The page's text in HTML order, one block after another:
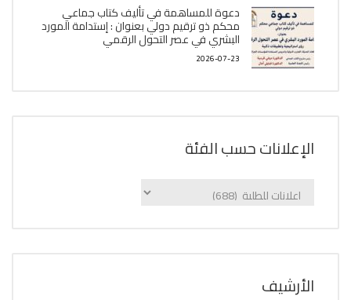
دعوة للمساهمة في تأليف كتاب جماعي
محكم ذو ترقيم دولي بعنوان : إستدامة المورد
البشري في عصر التحول الرقمي
2026-07-23
الإعلانات حسب الفئة
الإعلانات
اﻷرشيف